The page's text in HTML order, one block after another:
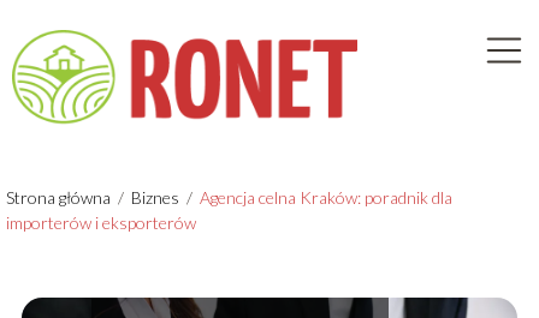
Strona główna / Biznes / Agencja celna Kraków: poradnik dla
importerów i eksporterów